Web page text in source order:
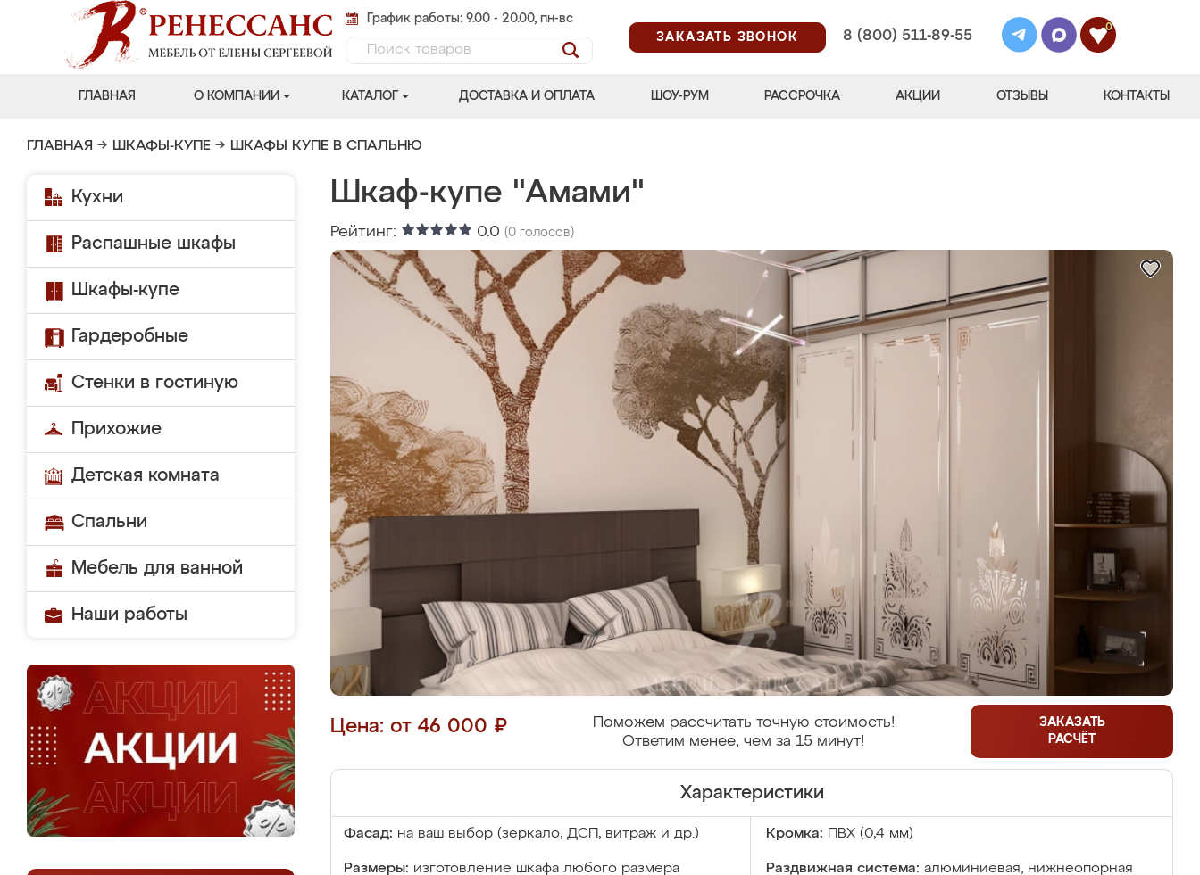
График работы: 9.00 - 20.00, пн-вс
ЗАКАЗАТЬ ЗВОНОК
8 (800) 511-89-55
0
ГЛАВНАЯ О КОМПАНИИ КАТАЛОГ ДОСТАВКА И ОПЛАТА ШОУ-РУМ РАССРОЧКА АКЦИИ ОТЗЫВЫ КОНТАКТЫ
ГЛАВНАЯ → ШКАФЫ-КУПЕ → ШКАФЫ КУПЕ В СПАЛЬНЮ
Кухни
Распашные шкафы
Шкафы-купе
Гардеробные
Стенки в гостиную
Прихожие
Детская комната
Спальни
Мебель для ванной
Наши работы
Шкаф-купе "Амами"
Рейтинг: 0.0 (0 голосов)
Цена: от 46 000 ₽
Поможем рассчитать точную стоимость!
Ответим менее, чем за 15 минут!
ЗАКАЗАТЬ
РАСЧЁТ
Характеристики
Фасад: на ваш выбор (зеркало, ДСП, витраж и др.) Кромка: ПВХ (0,4 мм)
Размеры: изготовление шкафа любого размера Раздвижная система: алюминиевая, нижнеопорная